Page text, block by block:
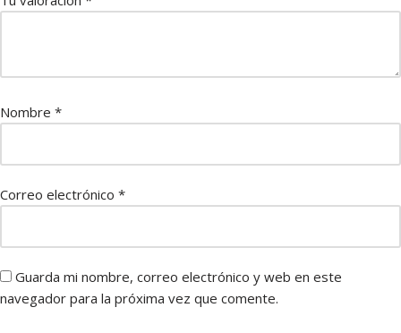
Nombre *
Correo electrónico *
Guarda mi nombre, correo electrónico y web en este
navegador para la próxima vez que comente.